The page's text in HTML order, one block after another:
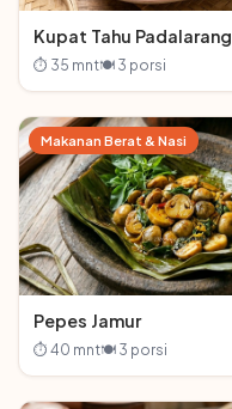
Kupat Tahu Padalarang
⏱ 35 mnt🍽 3 porsi
Makanan Berat & Nasi
Pepes Jamur
⏱ 40 mnt🍽 3 porsi